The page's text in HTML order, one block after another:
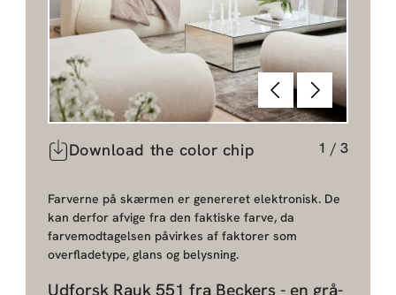
ForrigeNæste
Download the color chip 1 / 3
Farverne på skærmen er genereret elektronisk. De
kan derfor afvige fra den faktiske farve, da
farvemodtagelsen påvirkes af faktorer som
overfladetype, glans og belysning.
Udforsk Rauk 551 fra Beckers - en grå-